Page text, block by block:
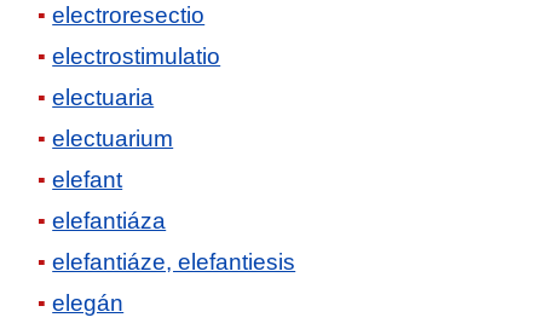
electroresectio
electrostimulatio
electuaria
electuarium
elefant
elefantiáza
elefantiáze, elefantiesis
elegán